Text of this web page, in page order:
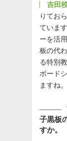
吉田
りてお
ていま
ーを活
板の代
る特別
ボード
ますね。
子黒板
すか。